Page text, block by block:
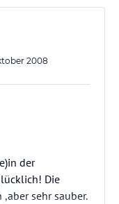
aus den 60er
2008
der
Die
sehr sauber.